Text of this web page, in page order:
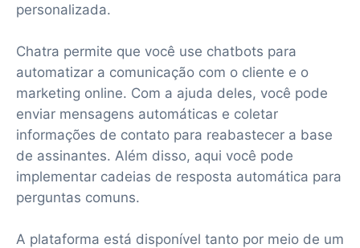
personalizada.
Chatra permite que você use chatbots para
automatizar a comunicação com o cliente e o
marketing online. Com a ajuda deles, você pode
enviar mensagens automáticas e coletar
informações de contato para reabastecer a base
de assinantes. Além disso, aqui você pode
implementar cadeias de resposta automática para
perguntas comuns.
A plataforma está disponível tanto por meio de um